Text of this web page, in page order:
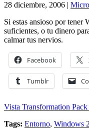
28 diciembre, 2006 |
Si estas ansioso por tener
suficientes, o tu dinero
calmar tus nervios.
Facebook
Tumblr
Vista Transformation
Tags: Entorno, Windows